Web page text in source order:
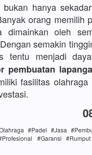
bukan hanya
orang memilih
dimainkan oleh
semakin
tentu menjadi
pembuatan
fasilitas
#Padel #Jasa
#Garansi